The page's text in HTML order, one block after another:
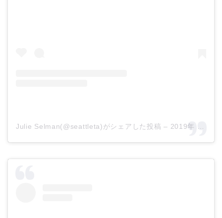
Julie Selman(@seattleta)がシェアした投稿 – 2019年 4月月19日午前4時42分PDT